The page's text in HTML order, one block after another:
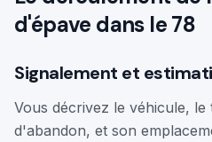
d'épave dans le 78
Signalement et
Vous décrivez le véhicule,
d'abandon, et son